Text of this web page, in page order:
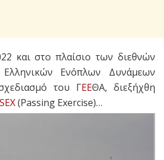
και στο πλαίσιο των διεθνών
ηνικών Ενόπλων Δυνάμεων
του ΓΕΕΘΑ, διεξήχθη
(Passing Exercise)…